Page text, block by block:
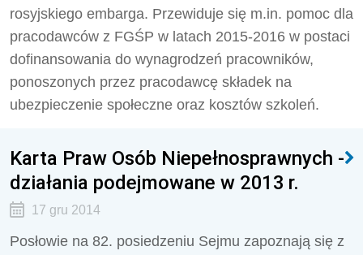
rosyjskiego embarga. Przewiduje się m.in. pomoc dla
pracodawców z FGŚP w latach 2015-2016 w postaci
dofinansowania do wynagrodzeń pracowników,
ponoszonych przez pracodawcę składek na
ubezpieczenie społeczne oraz kosztów szkoleń.
Karta Praw Osób Niepełnosprawnych -
działania podejmowane w 2013 r.
17 gru 2014
Posłowie na 82. posiedzeniu Sejmu zapoznają się z